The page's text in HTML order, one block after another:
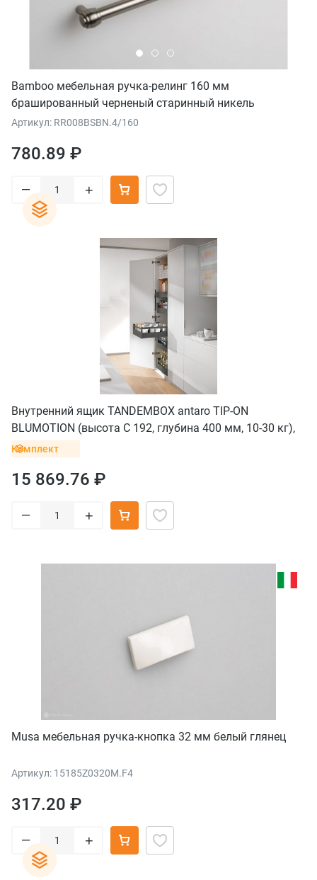
Bamboo мебельная ручка-релинг 160 мм
брашированный черненый старинный никель
Артикул: RR008BSBN.4/160
780.89 ₽
– +
Внутренний ящик TANDEMBOX antaro TIP-ON
BLUMOTION (высота C 192, глубина 400 мм, 10-30 кг),
серый орион
Комплект
15 869.76 ₽
– +
Musa мебельная ручка-кнопка 32 мм белый глянец
Артикул: 15185Z0320M.F4
317.20 ₽
– +